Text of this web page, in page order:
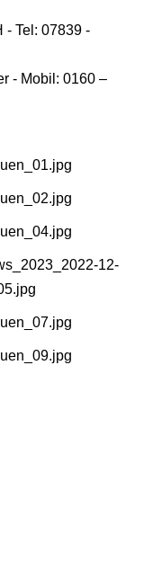
- Tel: 07839 -
- Mobil: 0160 –